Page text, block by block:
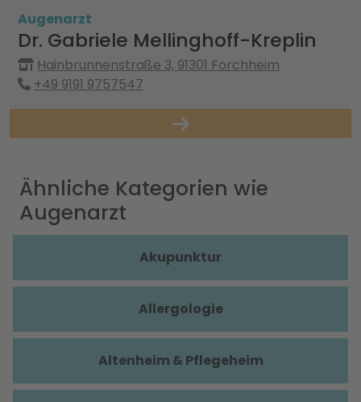
Augenarzt
Dr. Gabriele Mellinghoff-Kreplin
Hainbrunnenstraße 3, 91301 Forchheim
+49 9191 9757547
Ähnliche Kategorien wie
Augenarzt
Akupunktur
Allergologie
Altenheim & Pflegeheim